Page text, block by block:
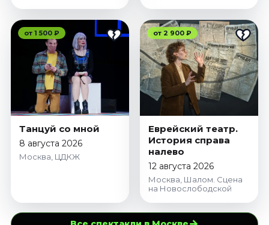
от 1 500 ₽
Танцуй со мной
8 августа 2026
Москва, ЦДКЖ
от 2 900 ₽
Еврейский театр.
История справа
налево
12 августа 2026
Москва, Шалом. Сцена
на Новослободской